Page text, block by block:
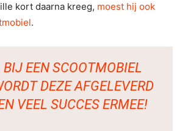
kort daarna kreeg, moest hij ook
.
BIJ EEN SCOOTMOBIEL
DEZE AFGELEVERD
VEEL SUCCES ERMEE!